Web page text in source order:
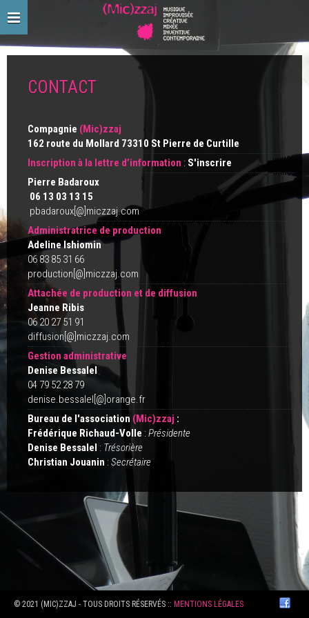
CONTACT
Compagnie (Mic)zzaj
162 route du Mollard 73310 St Pierre de Curtille
Inscription à la lettre d’information : S'inscrire
Pierre Badaroux
06 13 03 13 15
pbadaroux[@]miczzaj.com
Administratrice de production
Adeline Ishiomin
06 83 85 31 66
production[@]miczzaj.com
Attachée de production et de diffusion
Jeanne Ribis
06 20 27 51 91
diffusion[@]miczzaj.com
Gestion administrative
Denise Bessalel
04 79 52 28 79
denise.bessalel[@]orange.fr
Bureau de l'association (Mic)zzaj :
Frédérique Richaud-Volle : Présidente
Denise Bessalel : Trésorière
Christian Jouanin : Secrétaire
© 2021 (MIC)ZZAJ - TOUS DROITS RÉSERVÉS :: MENTIONS LÉGALES